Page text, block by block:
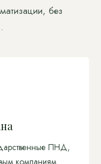
без
ПНД,
компаниям.